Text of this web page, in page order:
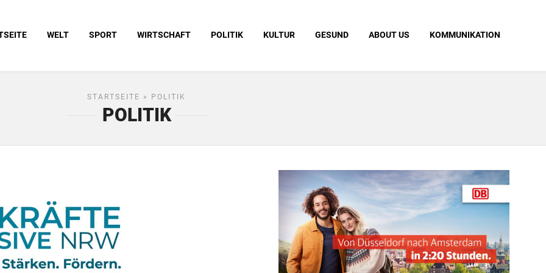
WELT SPORT WIRTSCHAFT POLITIK KULTUR GESUND ABOUT US KOMMUNIKATION
STARTSEITE » POLITIK
POLITIK